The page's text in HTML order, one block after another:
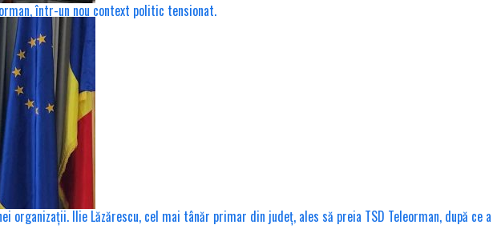
într-un nou context politic tensionat.
organizații. Ilie Lăzărescu, cel mai tânăr primar din județ, ales să preia TSD Teleorman, după